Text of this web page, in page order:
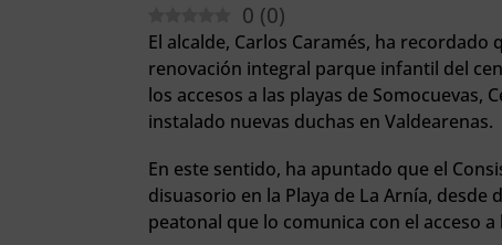
0 (0)
El alcalde, Carlos Caramés, ha
renovación integral parque infantil del
los accesos a las playas de Somocuevas,
instalado nuevas duchas en Valdearenas.
En este sentido, ha apuntado que el
disuasorio en la Playa de La Arnía,
peatonal que lo comunica con el acceso a